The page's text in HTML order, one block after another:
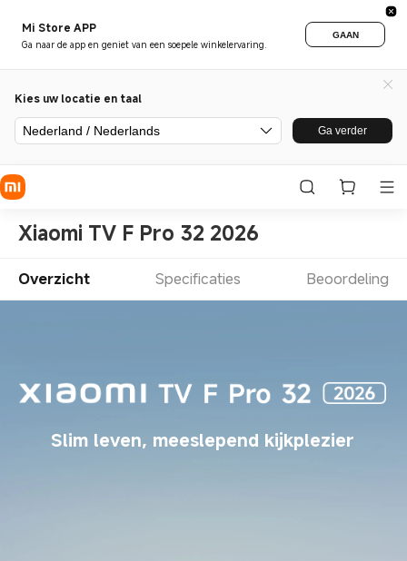
Mi Store APP
Ga naar de app en geniet van een soepele winkelervaring.
GAAN
Kies uw locatie en taal
Nederland / Nederlands Ga verder
Xiaomi TV F Pro 32 2026
Overzicht Specificaties Beoordeling
Slim leven, meeslepend kijkplezier